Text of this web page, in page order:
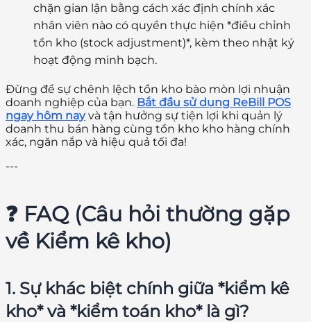
chặn gian lận bằng cách xác định chính xác
nhân viên nào có quyền thực hiện *điều chỉnh
tồn kho (stock adjustment)*, kèm theo nhật ký
hoạt động minh bạch.
Đừng để sự chênh lệch tồn kho bào mòn lợi nhuận
doanh nghiệp của bạn. Bắt đầu sử dụng ReBill POS
ngay hôm nayvà tận hưởng sự tiện lợi khi quản lý
doanh thu bán hàng cùng tồn kho kho hàng chính
xác, ngăn nắp và hiệu quả tối đa!
---
❓ FAQ (Câu hỏi thường gặp
về Kiểm kê kho)
1. Sự khác biệt chính giữa *kiểm kê
kho* và *kiểm toán kho* là gì?